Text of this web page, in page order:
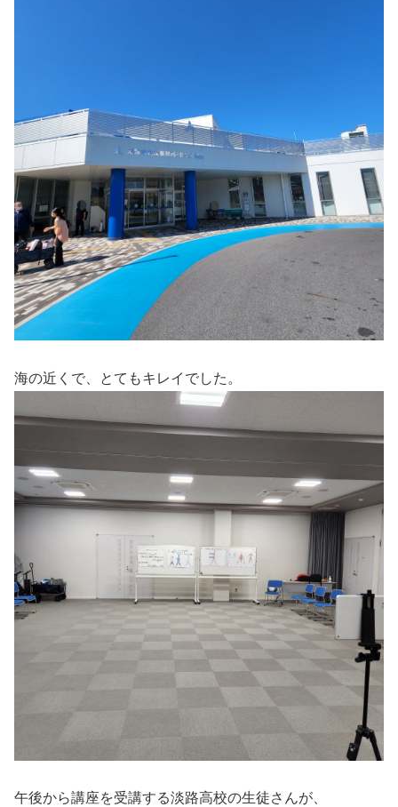
海の近くで、とてもキレイでした。
午後から講座を受講する淡路高校の生徒さんが、